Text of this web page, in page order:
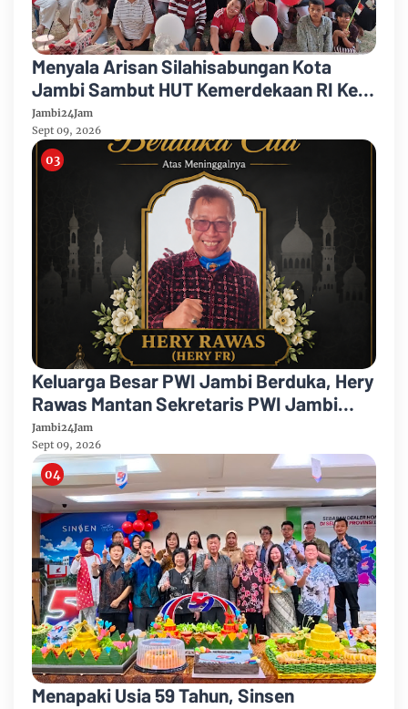
Menyala Arisan Silahisabungan Kota
Jambi Sambut HUT Kemerdekaan RI Ke
81 Gelar Berbagai Kegiatan
Jambi24Jam
Sept 09, 2026
Keluarga Besar PWI Jambi Berduka, Hery
Rawas Mantan Sekretaris PWI Jambi
Tutup Usia
Jambi24Jam
Sept 09, 2026
Menapaki Usia 59 Tahun, Sinsen